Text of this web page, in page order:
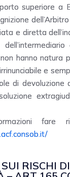
superiore a
e diretta
hanno natura
e
di devoluzione
fare
RISCHI DI